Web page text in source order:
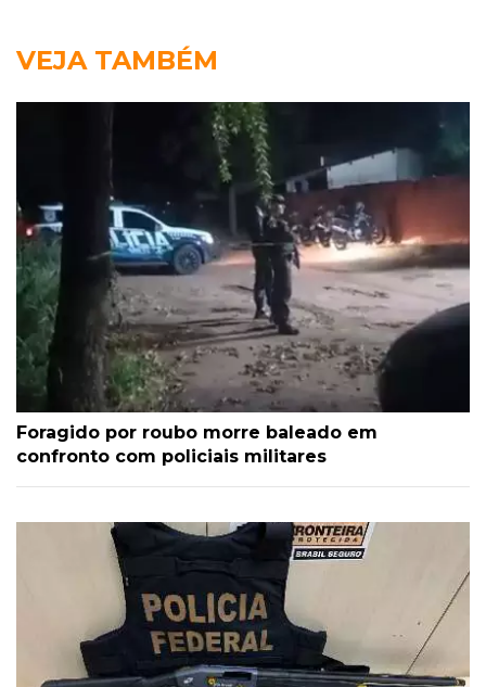
VEJA TAMBÉM
Foragido por roubo morre baleado em
confronto com policiais militares